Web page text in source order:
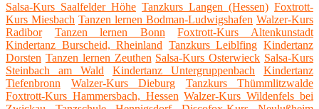
Salsa-Kurs Saalfelder Höhe Tanzkurs Langen (Hessen) Foxtrott-
Kurs Miesbach Tanzen lernen Bodman-Ludwigshafen Walzer-Kurs
Radibor
Tanzen lernen Bonn
Foxtrott-Kurs Altenkunstadt
Kindertanz Burscheid, Rheinland Tanzkurs Leiblfing Kindertanz
Dorsten Tanzen lernen Zeuthen Salsa-Kurs Osterwieck Salsa-Kurs
Steinbach am Wald
Kindertanz Untergruppenbach
Kindertanz
Tiefenbronn
Walzer-Kurs Dieburg
Tanzkurs Thümmlitzwalde
Foxtrott-Kurs Hammersbach, Hessen Walzer-Kurs Wildenfels bei